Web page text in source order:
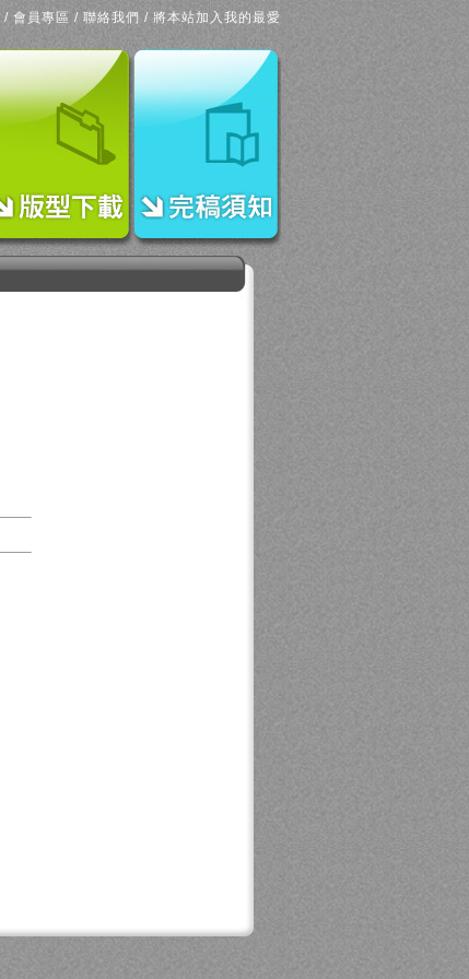
/ 會員專區 / 聯絡我們 / 將本站加入我的最愛